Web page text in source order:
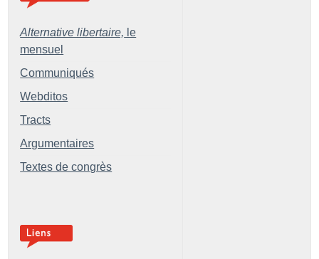
Alternative libertaire, le
mensuel
Communiqués
Webditos
Tracts
Argumentaires
Textes de congrès